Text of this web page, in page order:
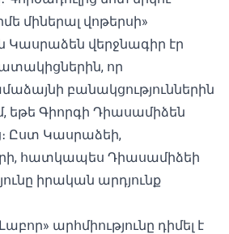
միներալ վոթերսի»
վերջնագիր էր
որ
բանակցություններին
եթե Գիորգի Դիասամիձեն
Ըստ Կասրաձեի,
հատկապես Դիասամիձեի
իրական արդյունք
արհմիությունը դիմել է